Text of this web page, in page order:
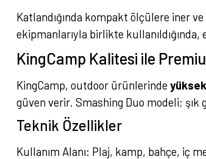
Katlandığında kompakt ölçülere iner
ekipmanlarıyla birlikte
KingCamp Kalitesi ile
KingCamp, outdoor ürünlerinde
güven verir. Smashing Duo modeli;
Teknik Özellikler
Kullanım Alanı: Plaj, kamp, bahçe, iç